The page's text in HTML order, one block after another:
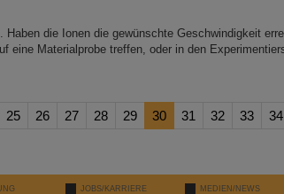
Haben die Ionen die gewünschte Geschwindigkeit
eine Materialprobe treffen, oder in den
25 26 27 28 29 30 31 32 33 34
JOBS/KARRIERE MEDIEN/NEWS